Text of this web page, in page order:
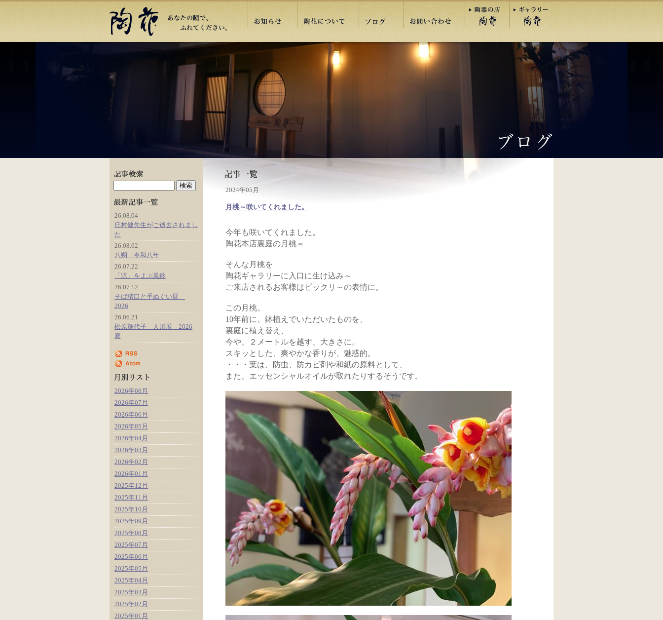
2024年05月
月桃～咲いてくれました。
今年も咲いてくれました。
陶花本店裏庭の月桃＝
そんな月桃を
陶花ギャラリーに入口に生け込み～
ご来店されるお客様はビックリ～の表情に。
この月桃。
10年前に、鉢植えでいただいたものを、
裏庭に植え替え、
今や、２メートルを越す、大きさに。
スキッとした、爽やかな香りが、魅惑的。
・・・葉は、防虫、防カビ剤や和紙の原料として、
また、エッセンシャルオイルが取れたりするそうです。
26.08.04
庄村健先生がご逝去されまし
た
26.08.02
八朔 令和八年
26.07.22
「涼」をよぶ風鈴
26.07.12
そば猪口と手ぬぐい展
2026
26.06.21
松原輝代子 人形展 2026
夏
2026年08月
2026年07月
2026年06月
2026年05月
2026年04月
2026年03月
2026年02月
2026年01月
2025年12月
2025年11月
2025年10月
2025年09月
2025年08月
2025年07月
2025年06月
2025年05月
2025年04月
2025年03月
2025年02月
2025年01月